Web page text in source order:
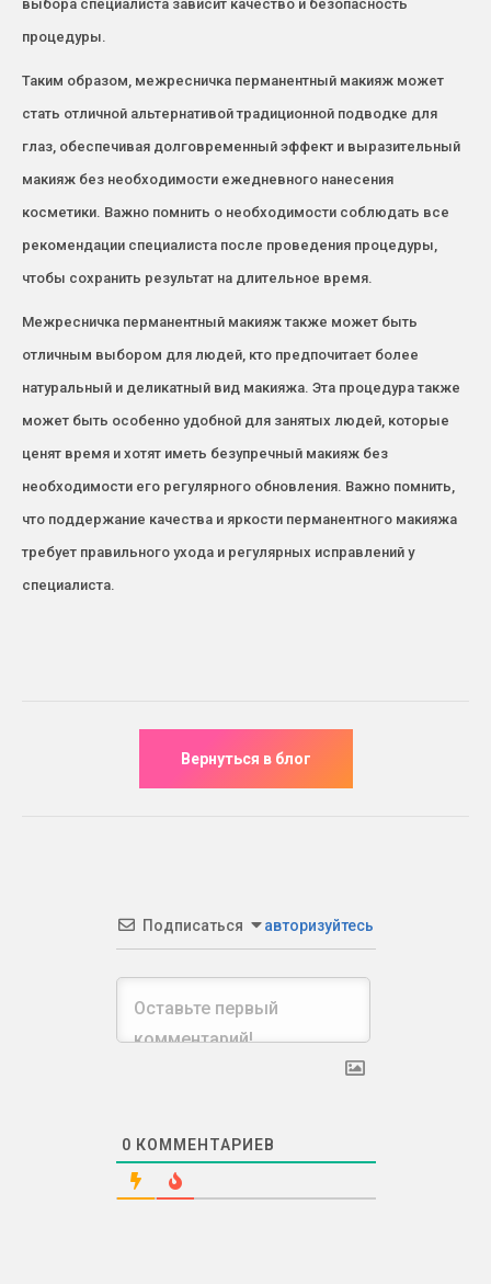
выбора специалиста зависит качество и безопасность
процедуры.
Таким образом, межресничка перманентный макияж может
стать отличной альтернативой традиционной подводке для
глаз, обеспечивая долговременный эффект и выразительный
макияж без необходимости ежедневного нанесения
косметики. Важно помнить о необходимости соблюдать все
рекомендации специалиста после проведения процедуры,
чтобы сохранить результат на длительное время.
Межресничка перманентный макияж также может быть
отличным выбором для людей, кто предпочитает более
натуральный и деликатный вид макияжа. Эта процедура также
может быть особенно удобной для занятых людей, которые
ценят время и хотят иметь безупречный макияж без
необходимости его регулярного обновления. Важно помнить,
что поддержание качества и яркости перманентного макияжа
требует правильного ухода и регулярных исправлений у
специалиста.
Подписаться авторизуйтесь
0 КОММЕНТАРИЕВ